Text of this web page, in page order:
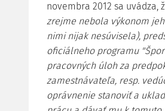
novembra 2012 sa uvádza,
zrejme nebola výkonom
nimi nijak nesúvisela),
oficiálneho programu
pracovných úloh za
zamestnávateľa, resp.
oprávnenie stanoviť a